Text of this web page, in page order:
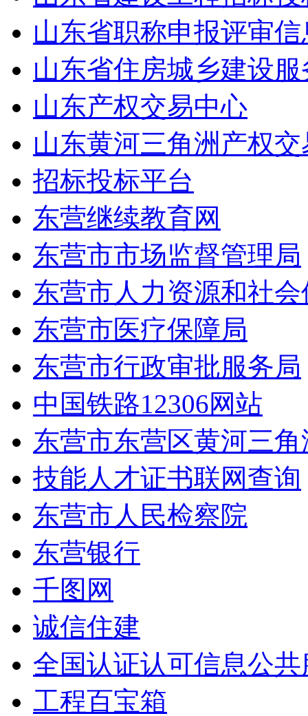
山东省职称申报评审
山东省住房城乡建设
山东产权交易中心
山东黄河三角洲产权
招标投标平台
东营继续教育网
东营市市场监督管理局
东营市人力资源和社
东营市医疗保障局
东营市行政审批服务局
中国铁路12306网站
东营市东营区黄河三
技能人才证书联网查询
东营市人民检察院
东营银行
千图网
诚信住建
全国认证认可信息公
工程百宝箱